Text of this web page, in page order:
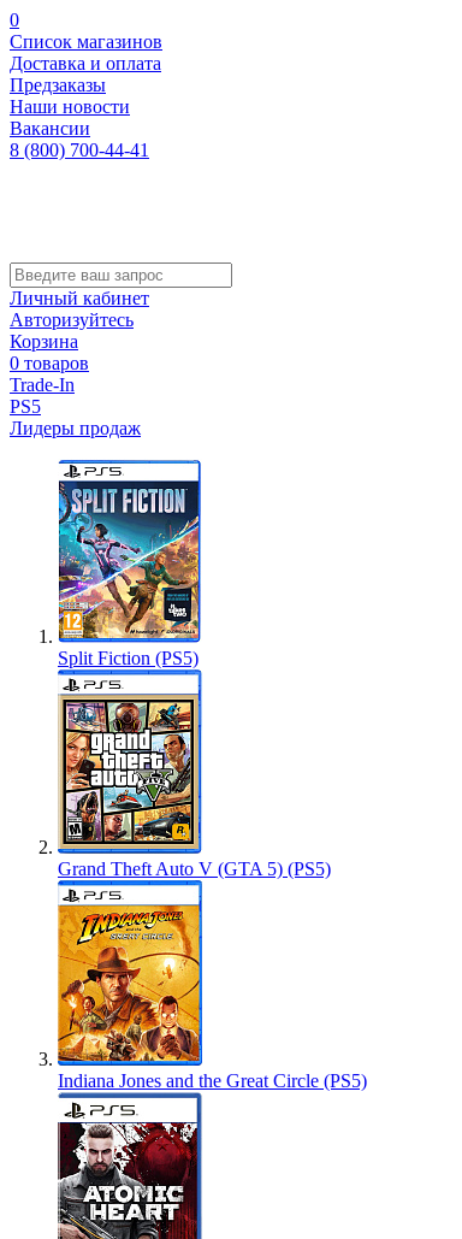
0
Список магазинов
Доставка и оплата
Предзаказы
Наши новости
Вакансии
8 (800) 700-44-41
Личный кабинет
Авторизуйтесь
Корзина
0 товаров
Trade-In
PS5
Лидеры продаж
Split Fiction (PS5)
Grand Theft Auto V (GTA 5) (PS5)
Indiana Jones and the Great Circle (PS5)